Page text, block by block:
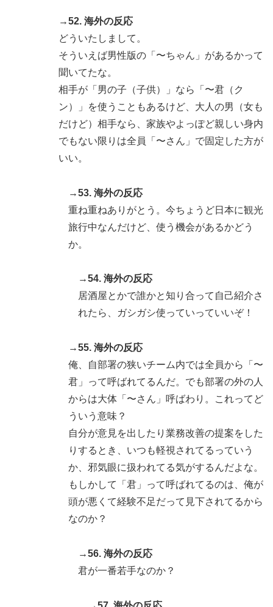
→52. 海外の反応
どういたしまして。
そういえば男性版の「〜ちゃん」があるかって
聞いてたな。
相手が「男の子（子供）」なら「〜君（ク
ン）」を使うこともあるけど、大人の男（女も
だけど）相手なら、家族やよっぽど親しい身内
でもない限りは全員「〜さん」で固定した方が
いい。
→53. 海外の反応
重ね重ねありがとう。今ちょうど日本に観光
旅行中なんだけど、使う機会があるかどう
か。
→54. 海外の反応
居酒屋とかで誰かと知り合って自己紹介さ
れたら、ガシガシ使っていっていいぞ！
→55. 海外の反応
俺、自部署の狭いチーム内では全員から「〜
君」って呼ばれてるんだ。でも部署の外の人
からは大体「〜さん」呼ばわり。これってど
ういう意味？
自分が意見を出したり業務改善の提案をした
りするとき、いつも軽視されてるっていう
か、邪気眼に扱われてる気がするんだよな。
もしかして「君」って呼ばれてるのは、俺が
頭が悪くて経験不足だって見下されてるから
なのか？
→56. 海外の反応
君が一番若手なのか？